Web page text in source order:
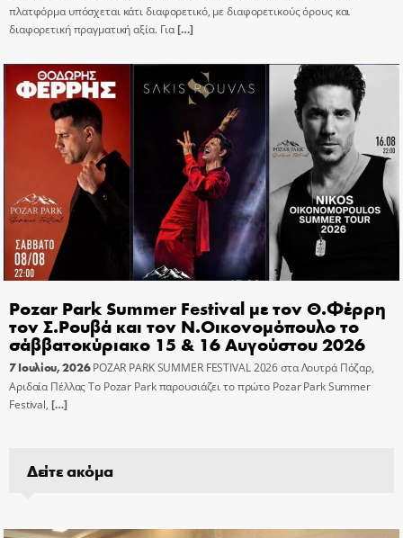
πλατφόρμα υπόσχεται κάτι διαφορετικό, με διαφορετικούς όρους και
διαφορετική πραγματική αξία. Για[…]
Pozar Park Summer Festival με τον Θ.Φέρρη
τον Σ.Ρουβά και τον Ν.Οικονομόπουλο το
σάββατοκύριακο 15 & 16 Αυγούστου 2026
7 Ιουλίου, 2026 POZAR PARK SUMMER FESTIVAL 2026 στα Λουτρά Πόζαρ,
Αριδαία Πέλλας Το Pozar Park παρουσιάζει το πρώτο Pozar Park Summer
Festival, […]
Δείτε ακόμα